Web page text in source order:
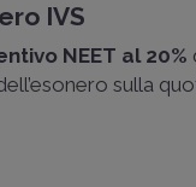
IVS
NEET al 20%
sulla